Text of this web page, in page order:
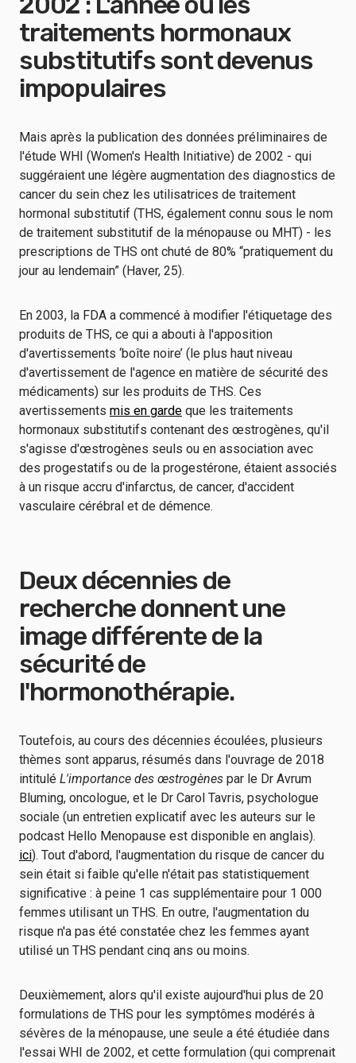
traitements hormonaux
substitutifs sont devenus
impopulaires
Mais après la publication des données préliminaires de
l'étude WHI (Women's Health Initiative) de 2002 - qui
suggéraient une légère augmentation des diagnostics de
cancer du sein chez les utilisatrices de traitement
hormonal substitutif (THS, également connu sous le nom
de traitement substitutif de la ménopause ou MHT) - les
prescriptions de THS ont chuté de 80% “pratiquement du
jour au lendemain” (Haver, 25).
En 2003, la FDA a commencé à modifier l'étiquetage des
produits de THS, ce qui a abouti à l'apposition
d'avertissements ‘boîte noire’ (le plus haut niveau
d'avertissement de l'agence en matière de sécurité des
médicaments) sur les produits de THS. Ces
avertissements mis en garde que les traitements
hormonaux substitutifs contenant des œstrogènes, qu'il
s'agisse d'œstrogènes seuls ou en association avec
des progestatifs ou de la progestérone, étaient associés
à un risque accru d'infarctus, de cancer, d'accident
vasculaire cérébral et de démence.
Deux décennies de
recherche donnent une
image différente de la
sécurité de
l'hormonothérapie.
Toutefois, au cours des décennies écoulées, plusieurs
thèmes sont apparus, résumés dans l'ouvrage de 2018
intitulé L'importance des œstrogènes par le Dr Avrum
Bluming, oncologue, et le Dr Carol Tavris, psychologue
sociale (un entretien explicatif avec les auteurs sur le
podcast Hello Menopause est disponible en anglais).
ici). Tout d'abord, l'augmentation du risque de cancer du
sein était si faible qu'elle n'était pas statistiquement
significative : à peine 1 cas supplémentaire pour 1 000
femmes utilisant un THS. En outre, l'augmentation du
risque n'a pas été constatée chez les femmes ayant
utilisé un THS pendant cinq ans ou moins.
Deuxièmement, alors qu'il existe aujourd'hui plus de 20
formulations de THS pour les symptômes modérés à
sévères de la ménopause, une seule a été étudiée dans
l'essai WHI de 2002, et cette formulation (qui comprenait